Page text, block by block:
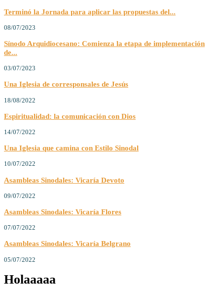
Terminó la Jornada para aplicar las propuestas del...
08/07/2023
Sínodo Arquidiocesano: Comienza la etapa de implementación
de...
03/07/2023
Una Iglesia de corresponsales de Jesús
18/08/2022
Espiritualidad: la comunicación con Dios
14/07/2022
Una Iglesia que camina con Estilo Sinodal
10/07/2022
Asambleas Sinodales: Vicaría Devoto
09/07/2022
Asambleas Sinodales: Vicaría Flores
07/07/2022
Asambleas Sinodales: Vicaría Belgrano
05/07/2022
Holaaaaa